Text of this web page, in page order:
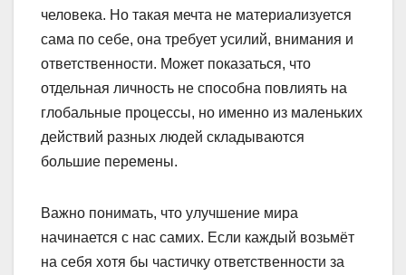
человека. Но такая мечта не материализуется
сама по себе, она требует усилий, внимания и
ответственности. Может показаться, что
отдельная личность не способна повлиять на
глобальные процессы, но именно из маленьких
действий разных людей складываются
большие перемены.
Важно понимать, что улучшение мира
начинается с нас самих. Если каждый возьмёт
на себя хотя бы частичку ответственности за